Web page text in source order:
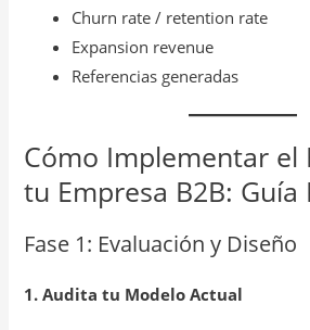
Churn rate / retention rate
Expansion revenue
Referencias generadas
Cómo Implementar el
tu Empresa B2B: Guía
Fase 1: Evaluación y Diseño
1. Audita tu Modelo Actual